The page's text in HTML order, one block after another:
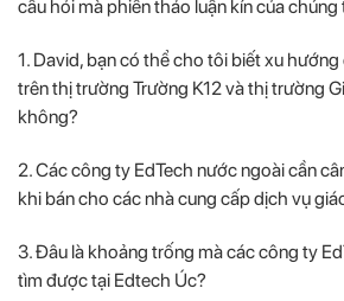
câu hỏi mà phiên thảo luận kín của
1. David, bạn có thể cho tôi biết xu
trên thị trường Trường K12 và thị trường
không?
2. Các công ty EdTech nước ngoài cần
khi bán cho các nhà cung cấp dịch vụ
3. Đâu là khoảng trống mà các công ty
tìm được tại Edtech Úc?